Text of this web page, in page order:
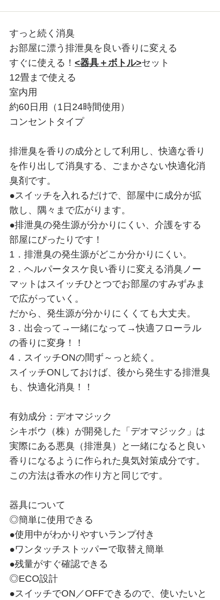
すっと続く消臭
お部屋に漂う排泄臭を良い香りに変える
すぐに使える！<器具＋ボトル>セット
12畳まで使える
室内用
約60日用（1日24時間使用）
コンセントタイプ
排泄臭を香りの成分として利用し、快適な香り
を作り出して消臭する、ごまかさない快適化消
臭剤です。
●スイッチを入れるだけで、部屋中に成分が拡
散し、隅々まで広がります。
●排泄臭の発生源が分かりにくい、介護をする
部屋にぴったりです！
1．排泄臭の発生源がどこか分かりにくい。
2．ヘルパータスケ良い香りに変える消臭ノー
マットはスイッチひとつでお部屋のすみずみま
で広がっていく。
だから、発生源が分かりにくくても大丈夫。
3．出会って→一緒になって→快適フローラル
の香りに変身！！
4．スイッチONの間ず～っと続く。
スイッチONしておけば、後から発生する排泄臭
も、快適化消臭！！
有効成分：デオマジック
シキボウ（株）が開発した「デオマジック」は
実際にある悪臭（排泄臭）と一緒になると良い
香りになるように作られた臭気対策成分です。
この方法は香水の作り方と同じです。
器具について
◎簡単に使用できる
●使用中がわかりやすいランプ付き
●ワンタッチストッパーで取替え簡単
●残量がすぐ確認できる
◎ECO設計
●スイッチでON／OFFできるので、使いたいと